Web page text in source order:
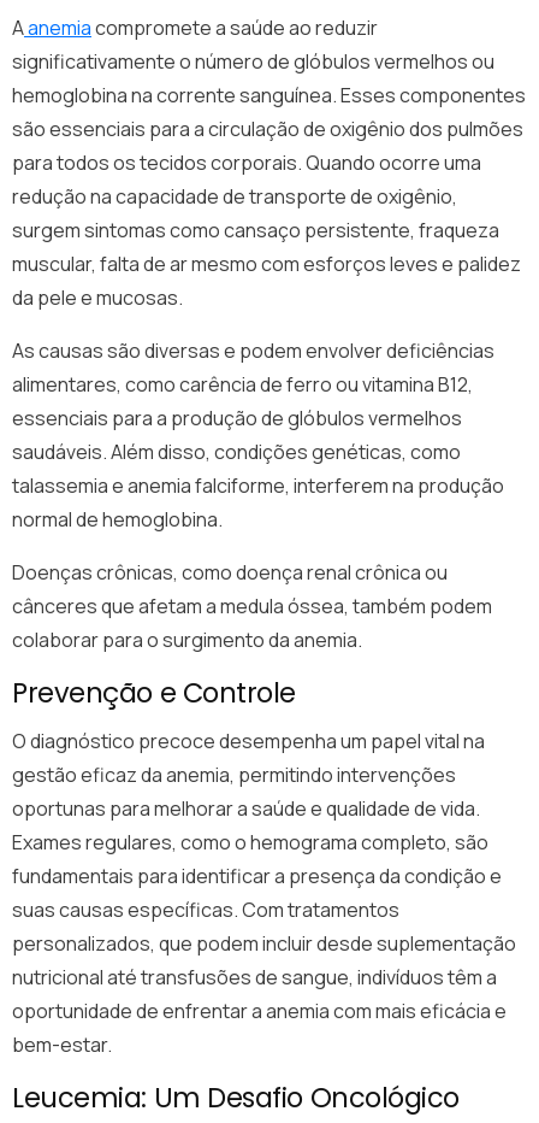
Aanemiacompromete a saúde ao reduzir
significativamente o número de glóbulos vermelhos ou
hemoglobina na corrente sanguínea. Esses componentes
são essenciais para a circulação de oxigênio dos pulmões
para todos os tecidos corporais. Quando ocorre uma
redução na capacidade de transporte de oxigênio,
surgem sintomas como cansaço persistente, fraqueza
muscular, falta de ar mesmo com esforços leves e palidez
da pele e mucosas.
As causas são diversas e podem envolver deficiências
alimentares, como carência de ferro ou vitamina B12,
essenciais para a produção de glóbulos vermelhos
saudáveis. Além disso, condições genéticas, como
talassemia e anemia falciforme, interferem na produção
normal de hemoglobina.
Doenças crônicas, como doença renal crônica ou
cânceres que afetam a medula óssea, também podem
colaborar para o surgimento da anemia.
Prevenção e Controle
O diagnóstico precoce desempenha um papel vital na
gestão eficaz da anemia, permitindo intervenções
oportunas para melhorar a saúde e qualidade de vida.
Exames regulares, como o hemograma completo, são
fundamentais para identificar a presença da condição e
suas causas específicas. Com tratamentos
personalizados, que podem incluir desde suplementação
nutricional até transfusões de sangue, indivíduos têm a
oportunidade de enfrentar a anemia com mais eficácia e
bem-estar.
Leucemia: Um Desafio Oncológico